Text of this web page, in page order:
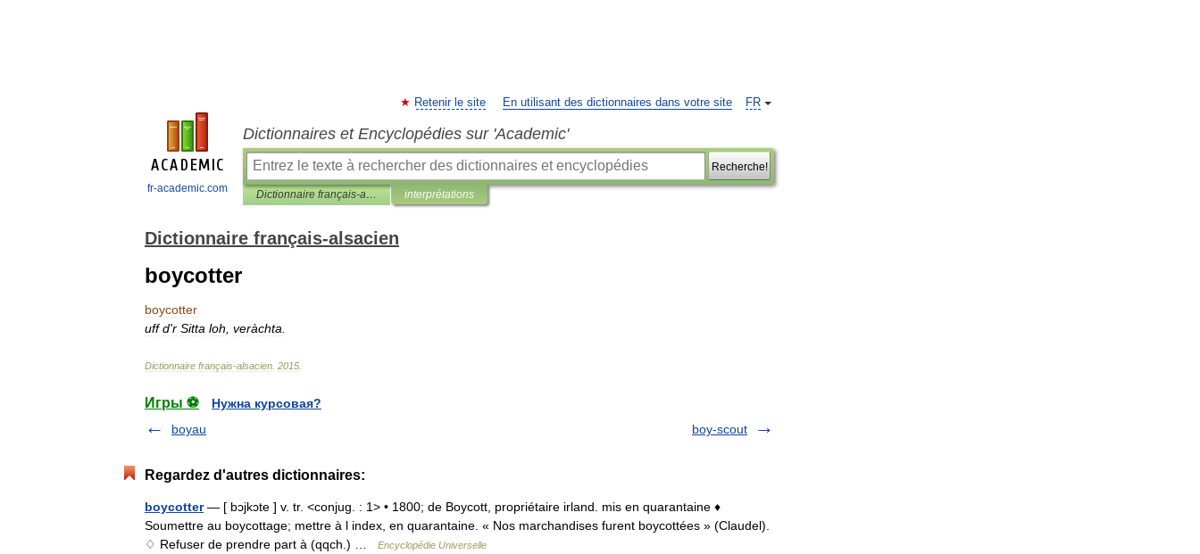
fr-academic.com
FR
Retenir le site En utilisant des dictionnaires dans votre site
Dictionnaires et Encyclopédies sur 'Academic'
Recherche!
Dictionnaire français-alsacien interprétations
Dictionnaire français-alsacien
boycotter
boycotter
uff d'r Sitta loh veràchta
Dictionnaire français-alsacien 2015
Игры ⚽
Нужна курсовая?
boyau
boy-scout
Regardez d'autres dictionnaires:
boycotter— [ bɔjkɔte ] v. tr. <conjug. : 1> • 1800; de Boycott, propriétaire irland. mis en quarantaine ♦
Soumettre au boycottage; mettre à l index, en quarantaine. « Nos marchandises furent boycottées » (Claudel).
♢ Refuser de prendre part à (qqch.) …
Encyclopédie Universelle